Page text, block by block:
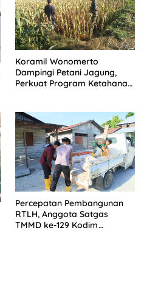
Koramil Wonomerto
Dampingi Petani Jagung,
Perkuat Program Ketahanan
Percepatan Pembangunan
RTLH, Anggota Satgas
TMMD ke-129 Kodim